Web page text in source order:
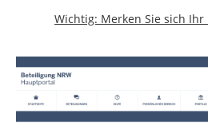
Wichtig: Merken Sie sich Ihr